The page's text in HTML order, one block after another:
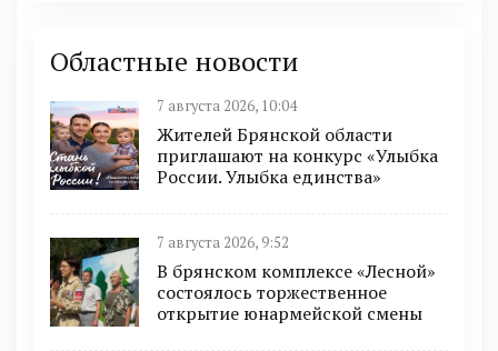
Областные новости
7 августа 2026, 10:04
Жителей Брянской области
приглашают на конкурс «Улыбка
России. Улыбка единства»
7 августа 2026, 9:52
В брянском комплексе «Лесной»
состоялось торжественное
открытие юнармейской смены